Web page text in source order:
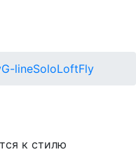
G-lineSoloLoftFly
к стилю